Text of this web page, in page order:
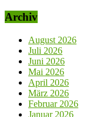
Archiv
August 2026
Juli 2026
Juni 2026
Mai 2026
April 2026
März 2026
Februar 2026
Januar 2026